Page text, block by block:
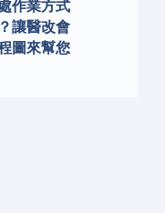
作業方式
讓醫改會
圖來幫您